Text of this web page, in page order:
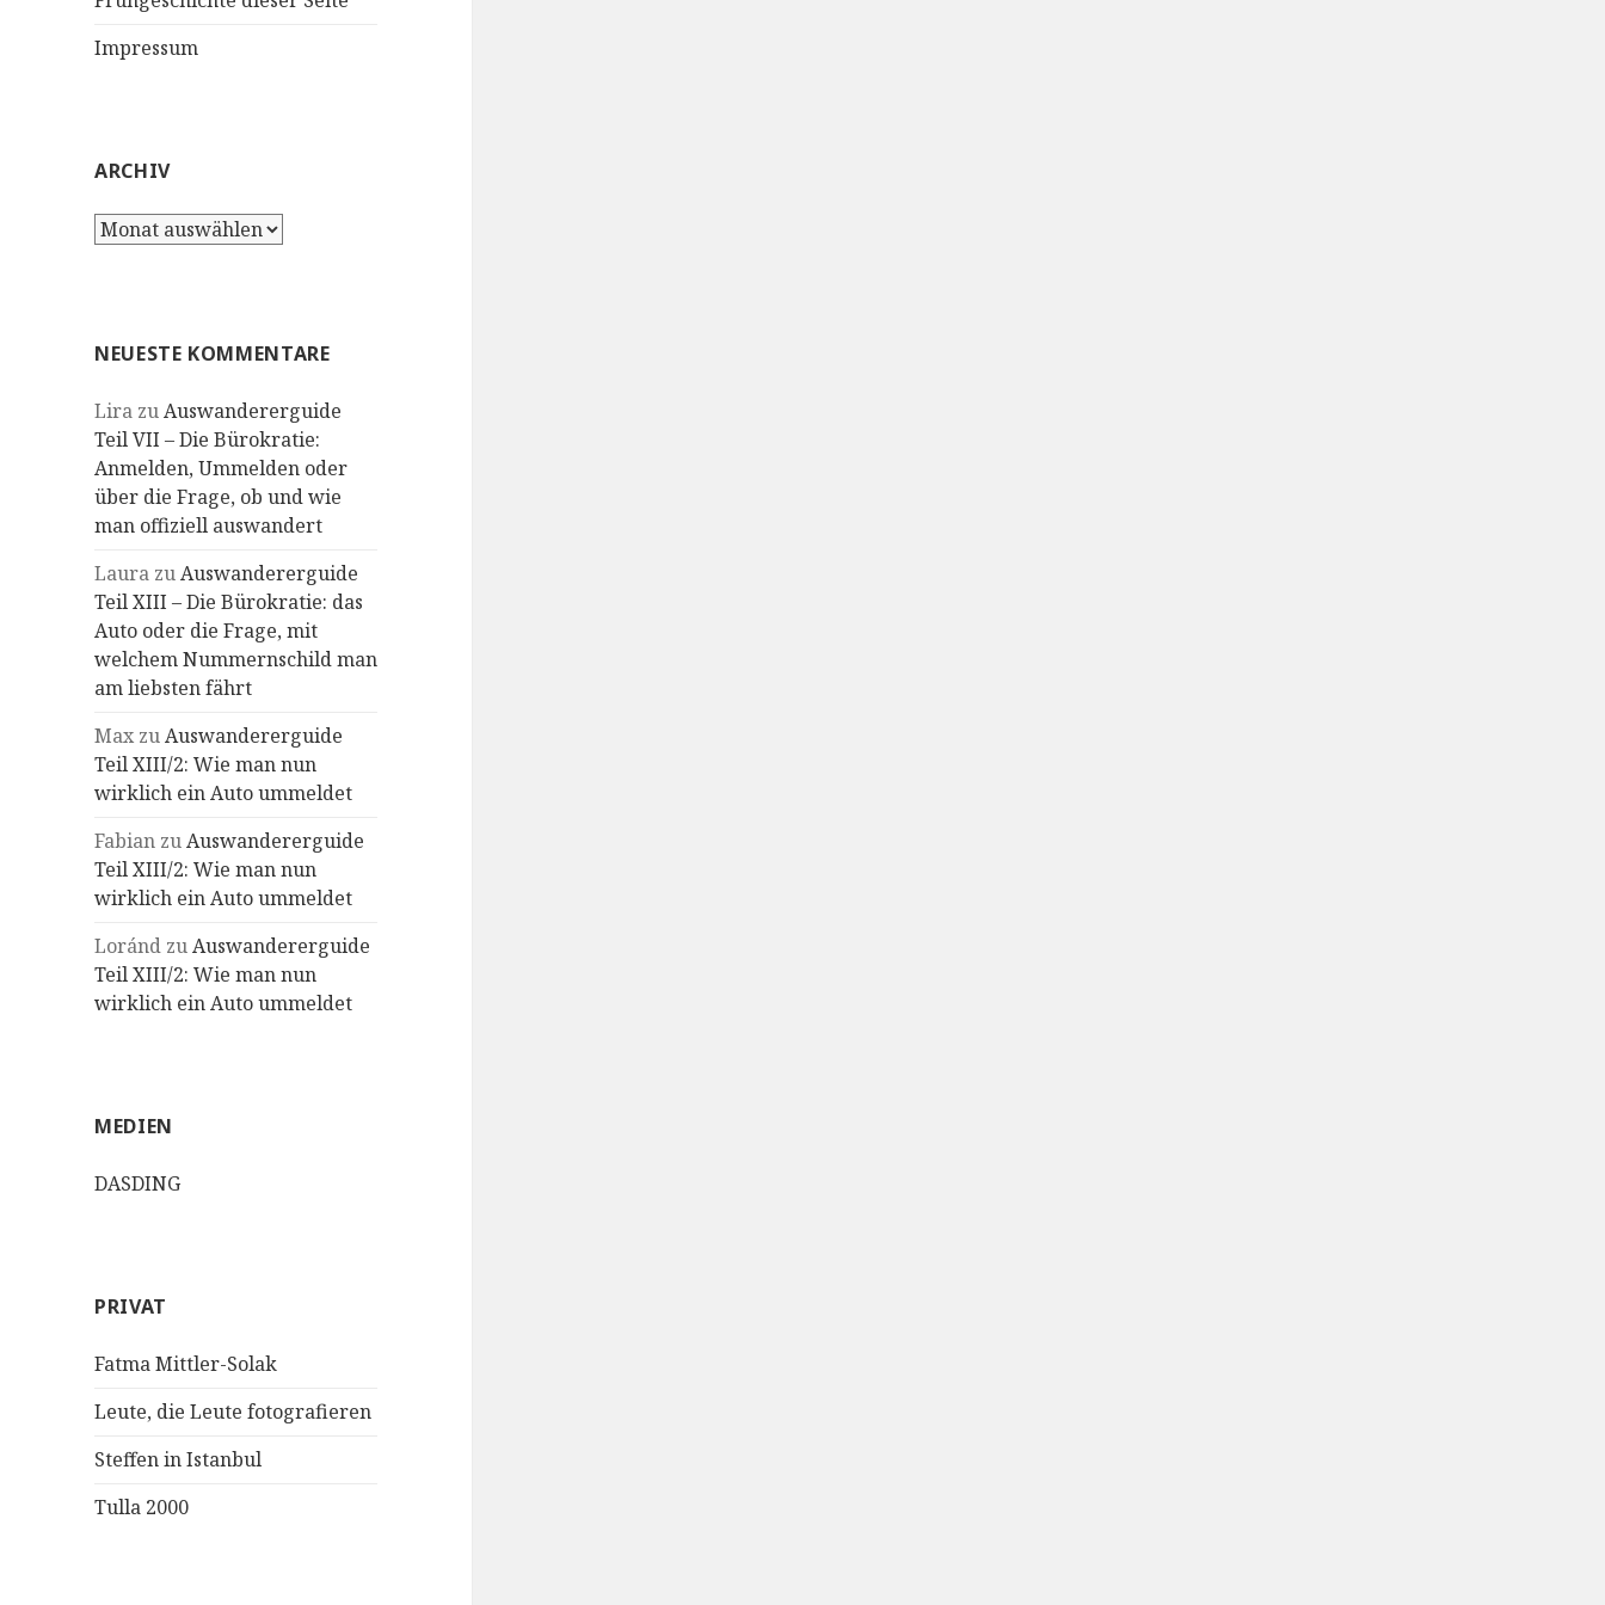
Impressum
ARCHIV
Archiv
NEUESTE KOMMENTARE
Lira zuAuswandererguide
Teil VII – Die Bürokratie:
Anmelden, Ummelden oder
über die Frage, ob und wie
man offiziell auswandert
Laura zuAuswandererguide
Teil XIII – Die Bürokratie: das
Auto oder die Frage, mit
welchem Nummernschild man
am liebsten fährt
Max zuAuswandererguide
Teil XIII/2: Wie man nun
wirklich ein Auto ummeldet
Fabian zuAuswandererguide
Teil XIII/2: Wie man nun
wirklich ein Auto ummeldet
Loránd zuAuswandererguide
Teil XIII/2: Wie man nun
wirklich ein Auto ummeldet
MEDIEN
DASDING
PRIVAT
Fatma Mittler-Solak
Leute, die Leute fotografieren
Steffen in Istanbul
Tulla 2000